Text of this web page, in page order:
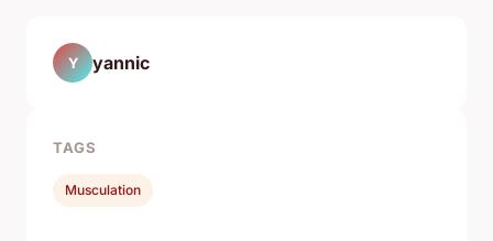
Y yannic
TAGS
Musculation